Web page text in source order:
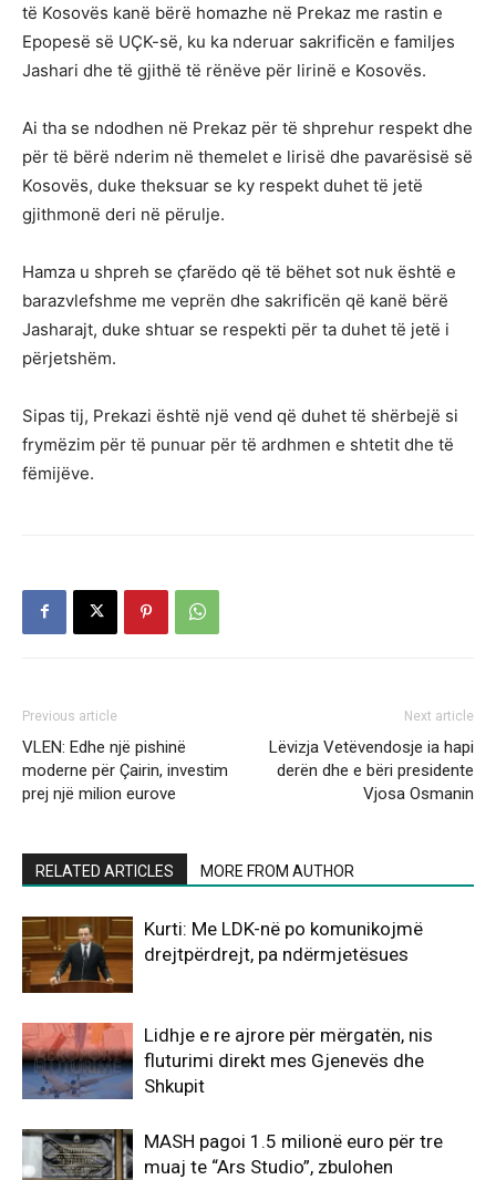
të Kosovës kanë bërë homazhe në Prekaz me rastin e
Epopesë së UÇK-së, ku ka nderuar sakrificën e familjes
Jashari dhe të gjithë të rënëve për lirinë e Kosovës.
Ai tha se ndodhen në Prekaz për të shprehur respekt dhe
për të bërë nderim në themelet e lirisë dhe pavarësisë së
Kosovës, duke theksuar se ky respekt duhet të jetë
gjithmonë deri në përulje.
Hamza u shpreh se çfarëdo që të bëhet sot nuk është e
barazvlefshme me veprën dhe sakrificën që kanë bërë
Jasharajt, duke shtuar se respekti për ta duhet të jetë i
përjetshëm.
Sipas tij, Prekazi është një vend që duhet të shërbejë si
frymëzim për të punuar për të ardhmen e shtetit dhe të
fëmijëve.
Previous article
VLEN: Edhe një pishinë
moderne për Çairin, investim
prej një milion eurove
Next article
Lëvizja Vetëvendosje ia hapi
derën dhe e bëri presidente
Vjosa Osmanin
RELATED ARTICLES MORE FROM AUTHOR
Kurti: Me LDK-në po komunikojmë
drejtpërdrejt, pa ndërmjetësues
Lidhje e re ajrore për mërgatën, nis
fluturimi direkt mes Gjenevës dhe
Shkupit
MASH pagoi 1.5 milionë euro për tre
muaj te “Ars Studio”, zbulohen